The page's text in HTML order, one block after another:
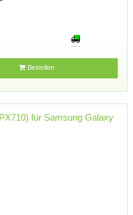
Bestellen
für Samsung Galaxy